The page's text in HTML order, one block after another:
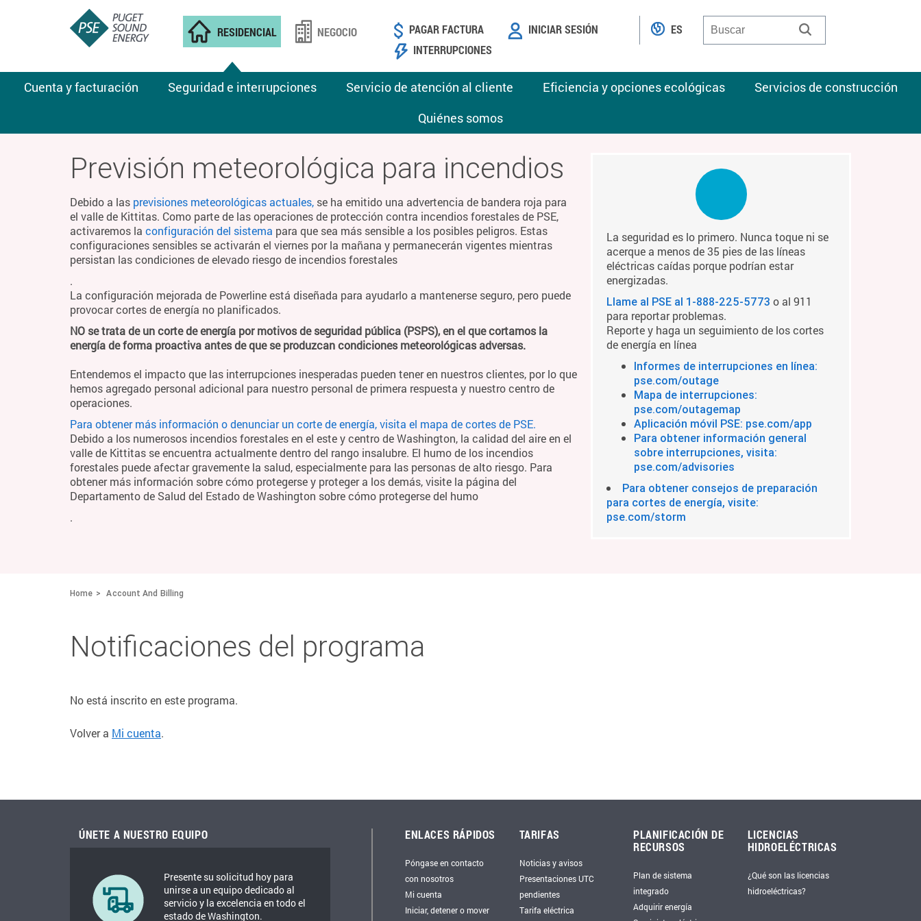
RESIDENCIAL
Cuenta y facturación Seguridad e interrupciones Servicio de atención al cliente Eficiencia y opciones ecológicas
Servicios de construcción
Quiénes somos
NEGOCIO PAGAR FACTURA
INICIAR SESIÓN
INTERRUPCIONES
ES
Previsión meteorológica para incendios
Debido a las previsiones meteorológicas actuales, se ha emitido una advertencia de bandera roja para
el valle de Kittitas. Como parte de las operaciones de protección contra incendios forestales de PSE,
activaremos la configuración del sistema para que sea más sensible a los posibles peligros. Estas
configuraciones sensibles se activarán el viernes por la mañana y permanecerán vigentes mientras
persistan las condiciones de elevado riesgo de incendios forestales
.
La configuración mejorada de Powerline está diseñada para ayudarlo a mantenerse seguro, pero puede
provocar cortes de energía no planificados.
NO se trata de un corte de energía por motivos de seguridad pública (PSPS), en el que cortamos la
energía de forma proactiva antes de que se produzcan condiciones meteorológicas adversas.
Entendemos el impacto que las interrupciones inesperadas pueden tener en nuestros clientes, por lo que
hemos agregado personal adicional para nuestro personal de primera respuesta y nuestro centro de
operaciones.
Para obtener más información o denunciar un corte de energía, visita el mapa de cortes de PSE.
Debido a los numerosos incendios forestales en el este y centro de Washington, la calidad del aire en el
valle de Kittitas se encuentra actualmente dentro del rango insalubre. El humo de los incendios
forestales puede afectar gravemente la salud, especialmente para las personas de alto riesgo. Para
obtener más información sobre cómo protegerse y proteger a los demás, visite la página del
Departamento de Salud del Estado de Washington sobre cómo protegerse del humo
.
La seguridad es lo primero. Nunca toque ni se
acerque a menos de 35 pies de las líneas
eléctricas caídas porque podrían estar
energizadas.
Llame al PSE al 1-888-225-5773 o al 911
para reportar problemas.
Reporte y haga un seguimiento de los cortes
de energía en línea
Informes de interrupciones en línea:
pse.com/outage
Mapa de interrupciones:
pse.com/outagemap
Aplicación móvil PSE: pse.com/app
Para obtener información general
sobre interrupciones, visita:
pse.com/advisories
Para obtener consejos de preparación
para cortes de energía, visite:
pse.com/storm
Home Account And Billing
Notificaciones del programa
No está inscrito en este programa.
Volver a Mi cuenta.
ÚNETE A NUESTRO EQUIPO
Presente su solicitud hoy para
unirse a un equipo dedicado al
servicio y la excelencia en todo el
estado de Washington.
ENLACES RÁPIDOS
Póngase en contacto
con nosotros
Mi cuenta
Iniciar, detener o mover
TARIFAS
Noticias y avisos
Presentaciones UTC
pendientes
Tarifa eléctrica
PLANIFICACIÓN DE
RECURSOS
Plan de sistema
integrado
Adquirir energía
LICENCIAS
HIDROELÉCTRICAS
¿Qué son las licencias
hidroeléctricas?